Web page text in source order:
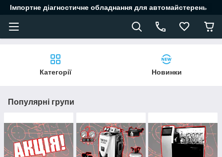
Імпортне діагностичне обладнання для автомайстерень
Категорії Новинки
Популярні групи